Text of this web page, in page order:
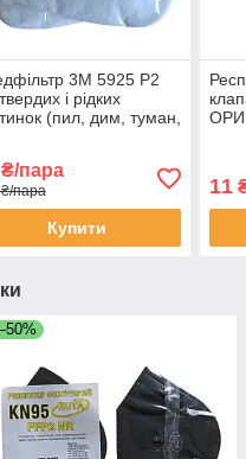
3M 5925 P2
і рідких
(пил, дим, туман,
пара
пара
Купити
11